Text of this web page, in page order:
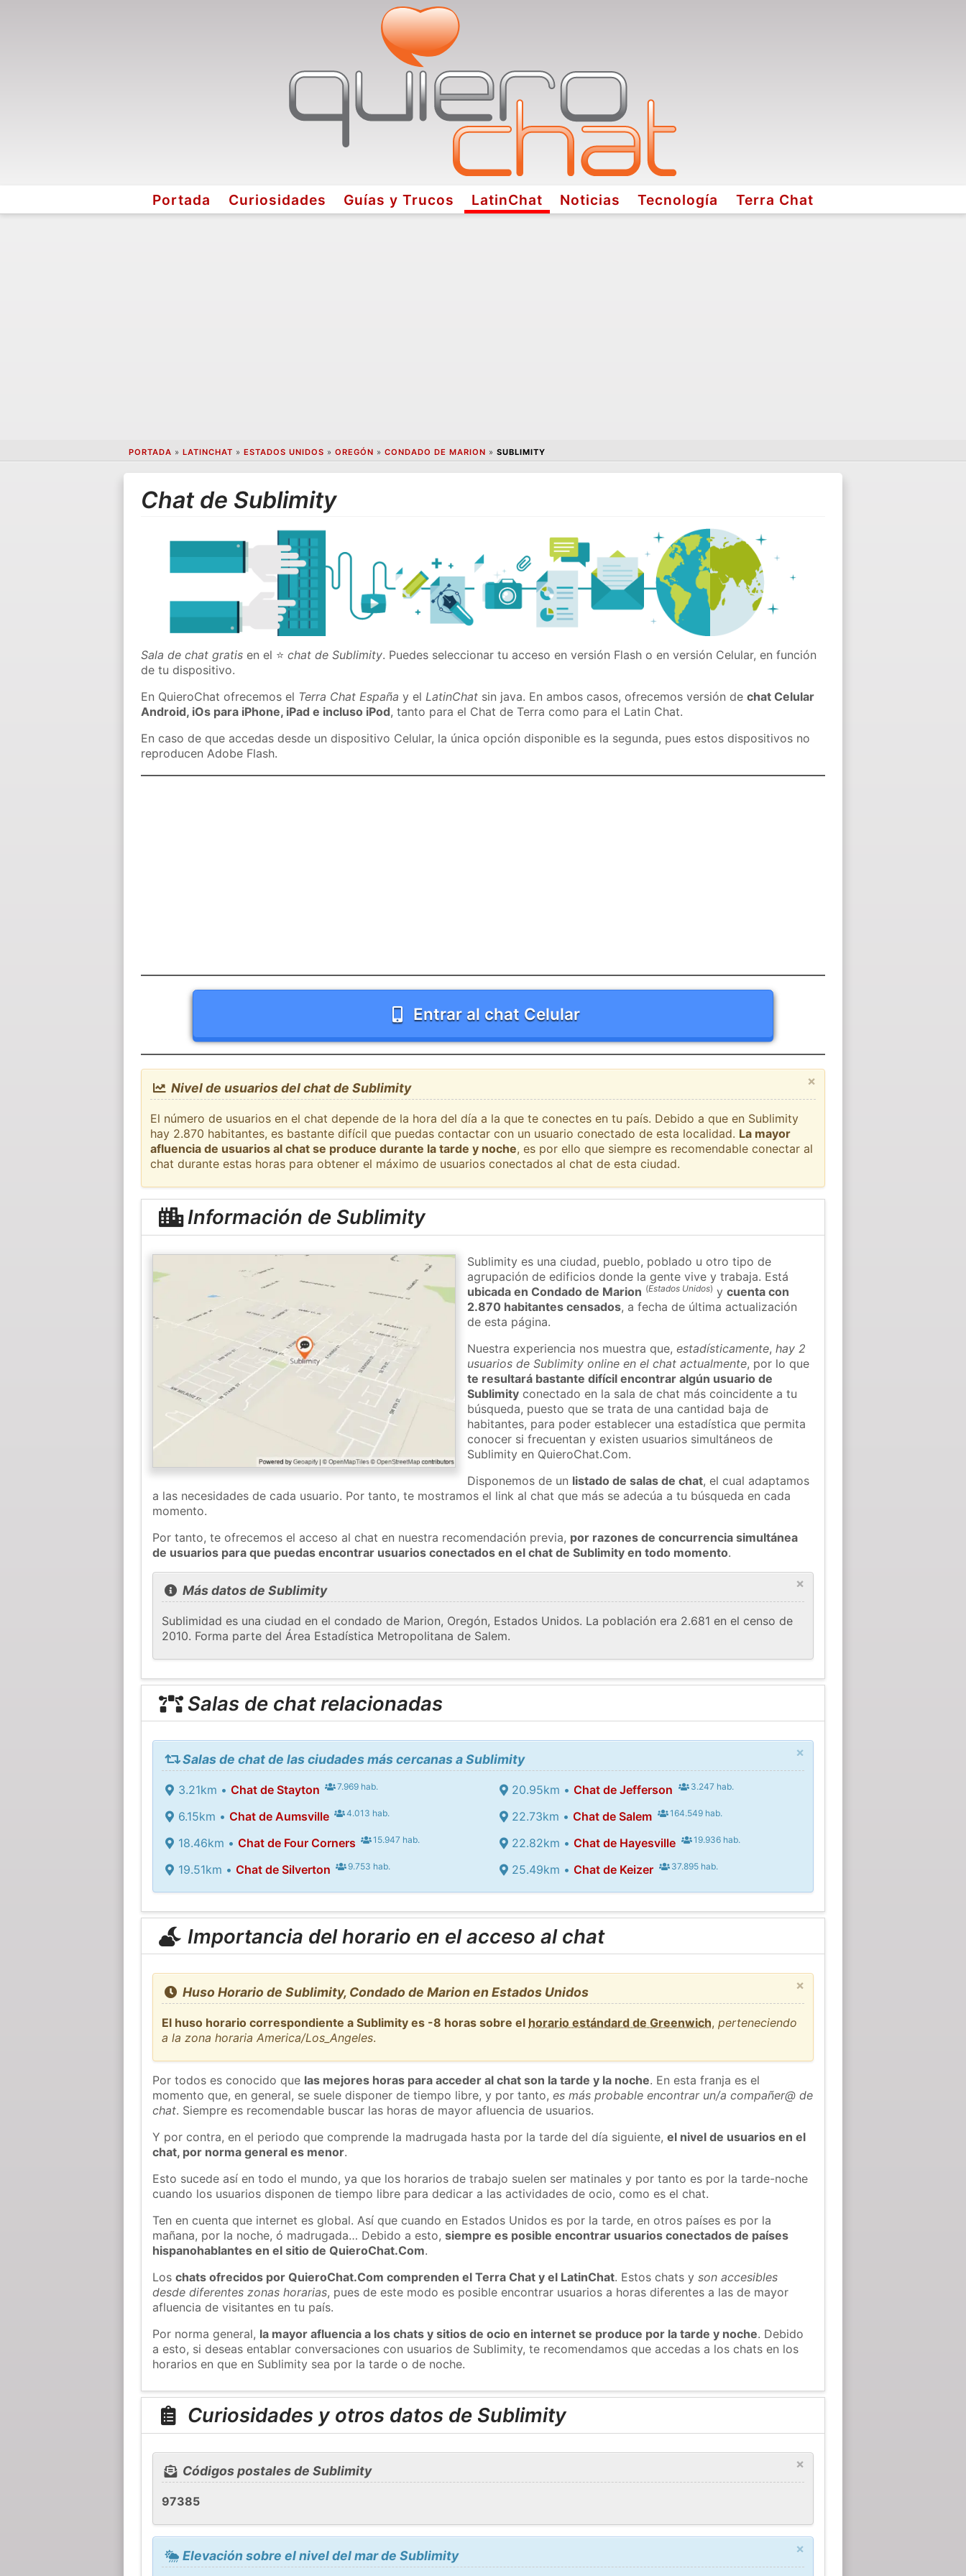
Portada Curiosidades Guías y Trucos LatinChat Noticias Tecnología Terra Chat
PORTADA » LATINCHAT » ESTADOS UNIDOS » OREGÓN » CONDADO DE MARION » SUBLIMITY
Chat de Sublimity
Sala de chat gratis en el ⭐chat de Sublimity. Puedes seleccionar tu acceso en versión Flash o en versión Celular, en función
de tu dispositivo.
En QuieroChat ofrecemos el Terra Chat España y elLatinChat sin java. En ambos casos, ofrecemos versión dechat Celular
Android, iOs para iPhone, iPad e incluso iPod, tanto para el Chat de Terra como para el Latin Chat.
En caso de que accedas desde un dispositivo Celular, la única opción disponible es la segunda, pues estos dispositivos no
reproducen Adobe Flash.
Entrar al chat Celular
×
Nivel de usuarios del chat de Sublimity
El número de usuarios en el chat depende de la hora del día a la que te conectes en tu país. Debido a que en Sublimity
hay 2.870 habitantes, es bastante difícil que puedas contactar con un usuario conectado de esta localidad. La mayor
afluencia de usuarios al chat se produce durante la tarde y noche, es por ello que siempre es recomendable conectar al
chat durante estas horas para obtener el máximo de usuarios conectados al chat de esta ciudad.
Información de Sublimity
Sublimity es una ciudad, pueblo, poblado u otro tipo de
agrupación de edificios donde la gente vive y trabaja. Está
ubicada en Condado de Marion (Estados Unidos) ycuenta con
2.870 habitantes censados, a fecha de última actualización
de esta página.
Nuestra experiencia nos muestra que,estadísticamente,hay 2
usuarios de Sublimity online en el chat actualmente, por lo que
te resultará bastante difícil encontrar algún usuario de
Sublimity conectado en la sala de chat más coincidente a tu
búsqueda, puesto que se trata de una cantidad baja de
habitantes, para poder establecer una estadística que permita
conocer si frecuentan y existen usuarios simultáneos de
Sublimity en QuieroChat.Com.
Disponemos de un listado de salas de chat, el cual adaptamos
a las necesidades de cada usuario. Por tanto, te mostramos el link al chat que más se adecúa a tu búsqueda en cada
momento.
Por tanto, te ofrecemos el acceso al chat en nuestra recomendación previa, por razones de concurrencia simultánea
de usuarios para que puedas encontrar usuarios conectados en el chat de Sublimity en todo momento.
×
Más datos de Sublimity
Sublimidad es una ciudad en el condado de Marion, Oregón, Estados Unidos. La población era 2.681 en el censo de
2010. Forma parte del Área Estadística Metropolitana de Salem.
Salas de chat relacionadas
×
Salas de chat de las ciudades más cercanas a Sublimity
3.21km • Chat de Stayton 7.969 hab.
6.15km • Chat de Aumsville 4.013 hab.
18.46km • Chat de Four Corners 15.947 hab.
19.51km • Chat de Silverton 9.753 hab.
20.95km •Chat de Jefferson 3.247 hab.
22.73km •Chat de Salem 164.549 hab.
22.82km •Chat de Hayesville 19.936 hab.
25.49km •Chat de Keizer 37.895 hab.
Importancia del horario en el acceso al chat
×
Huso Horario de Sublimity, Condado de Marion en Estados Unidos
El huso horario correspondiente a Sublimity es -8 horas sobre el horario estándard de Greenwich,perteneciendo
a la zona horaria America/Los_Angeles.
Por todos es conocido que las mejores horas para acceder al chat son la tarde y la noche. En esta franja es el
momento que, en general, se suele disponer de tiempo libre, y por tanto,es más probable encontrar un/a compañer@ de
chat. Siempre es recomendable buscar las horas de mayor afluencia de usuarios.
Y por contra, en el periodo que comprende la madrugada hasta por la tarde del día siguiente,el nivel de usuarios en el
chat, por norma general es menor.
Esto sucede así en todo el mundo, ya que los horarios de trabajo suelen ser matinales y por tanto es por la tarde-noche
cuando los usuarios disponen de tiempo libre para dedicar a las actividades de ocio, como es el chat.
Ten en cuenta que internet es global. Así que cuando en Estados Unidos es por la tarde, en otros países es por la
mañana, por la noche, ó madrugada… Debido a esto,siempre es posible encontrar usuarios conectados de países
hispanohablantes en el sitio de QuieroChat.Com.
Loschats ofrecidos por QuieroChat.Com comprenden el Terra Chat y el LatinChat. Estos chats yson accesibles
desde diferentes zonas horarias, pues de este modo es posible encontrar usuarios a horas diferentes a las de mayor
afluencia de visitantes en tu país.
Por norma general, la mayor afluencia a los chats y sitios de ocio en internet se produce por la tarde y noche. Debido
a esto, si deseas entablar conversaciones con usuarios de Sublimity, te recomendamos que accedas a los chats en los
horarios en que en Sublimity sea por la tarde o de noche.
Curiosidades y otros datos de Sublimity
×
Códigos postales de Sublimity
97385
×
Elevación sobre el nivel del mar de Sublimity